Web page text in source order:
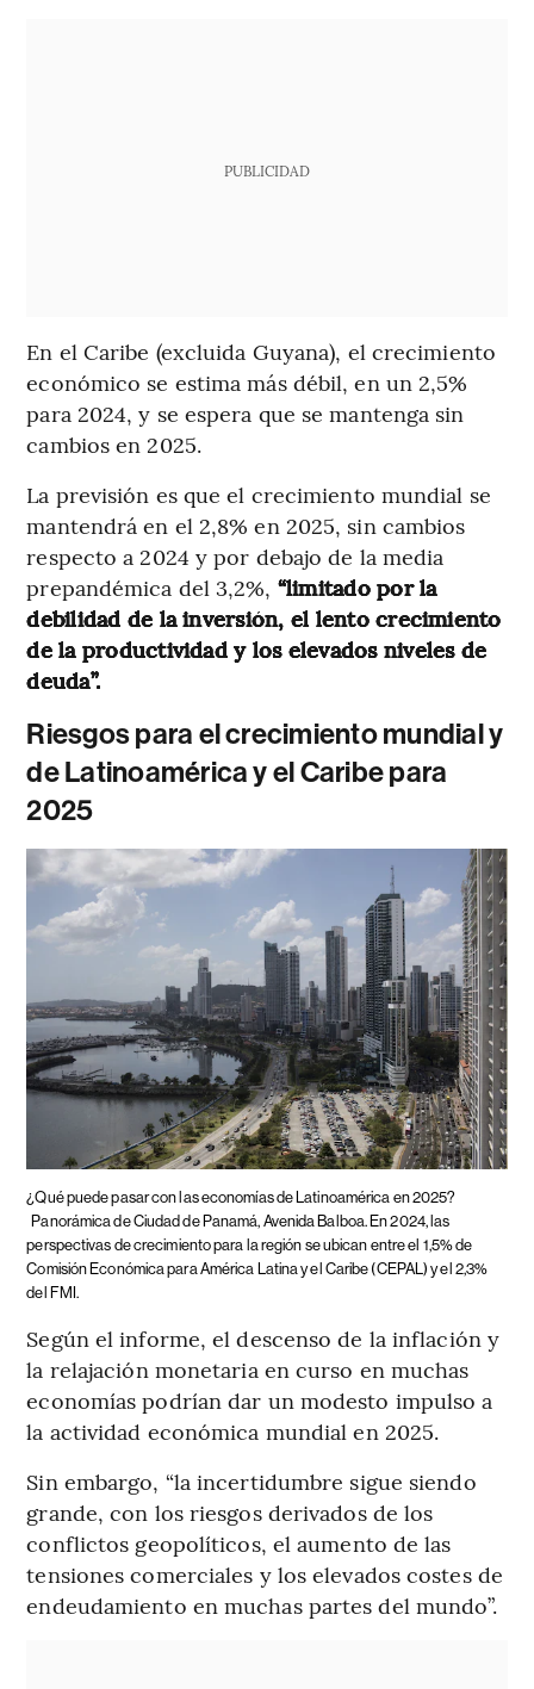
PUBLICIDAD
En el Caribe (excluida Guyana), el crecimiento
económico se estima más débil, en un 2,5%
para 2024, y se espera que se mantenga sin
cambios en 2025.
La previsión es que el crecimiento mundial se
mantendrá en el 2,8% en 2025, sin cambios
respecto a 2024 y por debajo de la media
prepandémica del 3,2%, “limitado por la
debilidad de la inversión, el lento crecimiento
de la productividad y los elevados niveles de
deuda”.
Riesgos para el crecimiento mundial y
de Latinoamérica y el Caribe para
2025
¿Qué puede pasar con las economías de Latinoamérica en 2025?
Panorámica de Ciudad de Panamá, Avenida Balboa. En 2024, las
perspectivas de crecimiento para la región se ubican entre el 1,5% de
Comisión Económica para América Latina y el Caribe (CEPAL) y el 2,3%
del FMI.
Según el informe, el descenso de la inflación y
la relajación monetaria en curso en muchas
economías podrían dar un modesto impulso a
la actividad económica mundial en 2025.
Sin embargo, “la incertidumbre sigue siendo
grande, con los riesgos derivados de los
conflictos geopolíticos, el aumento de las
tensiones comerciales y los elevados costes de
endeudamiento en muchas partes del mundo”.